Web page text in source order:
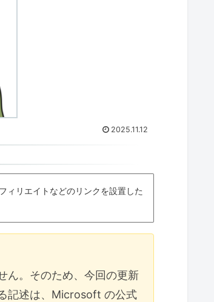
2025.11.12
ィリエイトなどのリンクを設置した
ん。そのため、今回の更新
記述は、Microsoft の公式